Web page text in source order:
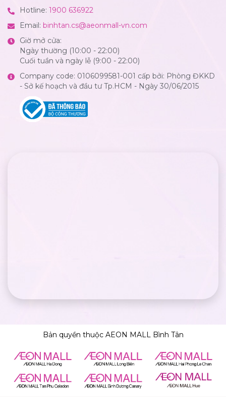
Hotline: 1900 636922
Email: binhtan.cs@aeonmall-vn.com
Giờ mở cửa:
Ngày thường (10:00 - 22:00)
Cuối tuần và ngày lễ (9:00 - 22:00)
Company code: 0106099581-001 cấp bởi: Phòng ĐKKD
- Sở kế hoạch và đầu tư Tp.HCM - Ngày 30/06/2015
Bản quyền thuộc AEON MALL Bình Tân